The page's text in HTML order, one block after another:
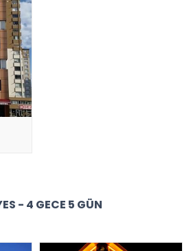
- 4 GECE 5 GÜN